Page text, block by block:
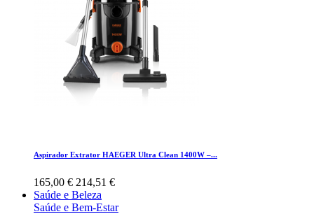
Aspirador Extrator HAEGER Ultra Clean 1400W –...
165,00 € 214,51 €
Saúde e Beleza
Saúde e Bem-Estar